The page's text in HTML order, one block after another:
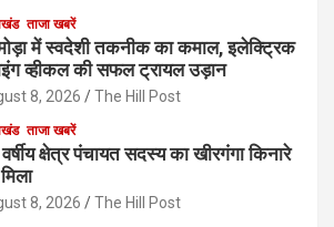
ताजा खबरें
में स्वदेशी तकनीक का कमाल, इलेक्ट्रिक
व्हीकल की सफल ट्रायल उड़ान
8, 2026 The Hill Post
ताजा खबरें
क्षेत्र पंचायत सदस्य का खीरगंगा किनारे
8, 2026 The Hill Post